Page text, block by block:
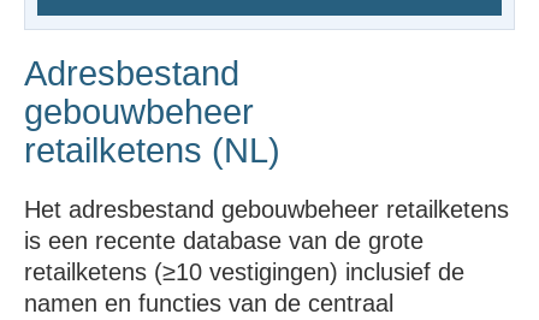
Adresbestand
gebouwbeheer
retailketens (NL)
Het adresbestand gebouwbeheer retailketens
is een recente database van de grote
retailketens (≥10 vestigingen) inclusief de
namen en functies van de centraal